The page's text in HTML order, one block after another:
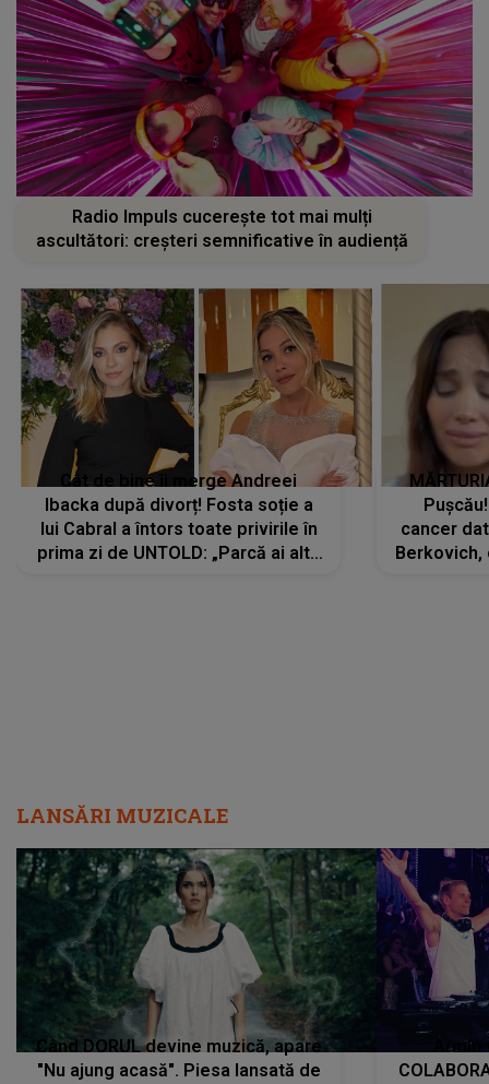
Radio Impuls cucerește tot mai mulți
ascultători: creșteri semnificative în audiență
Cât de bine îi merge Andreei
Ibacka după divorț! Fosta soție a
lui Cabral a întors toate privirile în
prima zi de UNTOLD: „Parcă ai altă
cancer
LANSĂRI MUZICALE
Când DORUL devine muzică, apare
"Nu ajung acasă". Piesa lansată de